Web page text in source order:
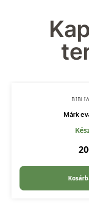
BIBLIA
Márk